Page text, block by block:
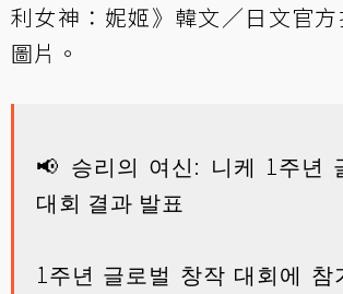
利女神：妮姬》韓文／日文官
圖片。
📢 승리의 여신: 니케 1주년
대회 결과 발표
1주년 글로벌 창작 대회에 참